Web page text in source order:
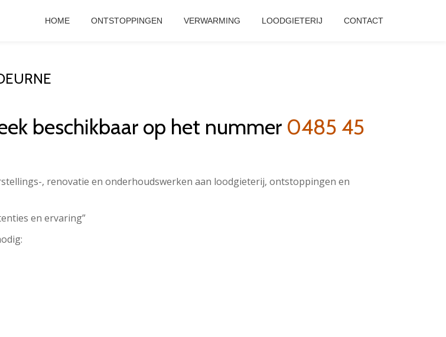
HOME ONTSTOPPINGEN VERWARMING LOODGIETERIJ CONTACT
beschikbaar op het nummer 0485 45
, renovatie en onderhoudswerken aan loodgieterij, ontstoppingen en
en ervaring”